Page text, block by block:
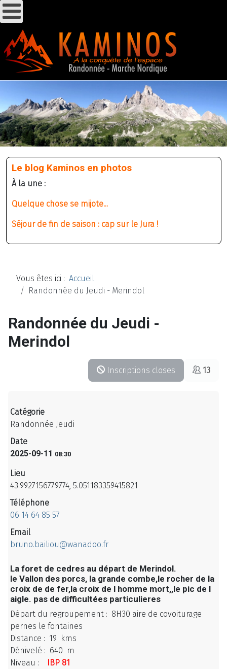
Le blog Kaminos en photos
À la une :
Quelque chose se mijote...
Séjour de fin de saison : cap sur le Jura !
Vous êtes ici : Accueil
Randonnée du Jeudi - Merindol
Randonnée du Jeudi -
Merindol
Inscriptions closes 13
Catégorie
Randonnée Jeudi
Date
2025-09-11 08:30
Lieu
43.9927156779774, 5.051183359415821
Téléphone
06 14 64 85 57
Email
bruno.bailiou@wanadoo.fr
La foret de cedres au départ de Merindol.
le Vallon des porcs, la grande combe,le rocher de la
croix de de fer,la croix de l homme mort,,le pic de l
aigle. pas de difficultées particulieres
Départ du regroupement : 8H30 aire de covoiturage
pernes le fontaines
Distance : 19 kms
Dénivelé : 640 m
Niveau :
IBP 81